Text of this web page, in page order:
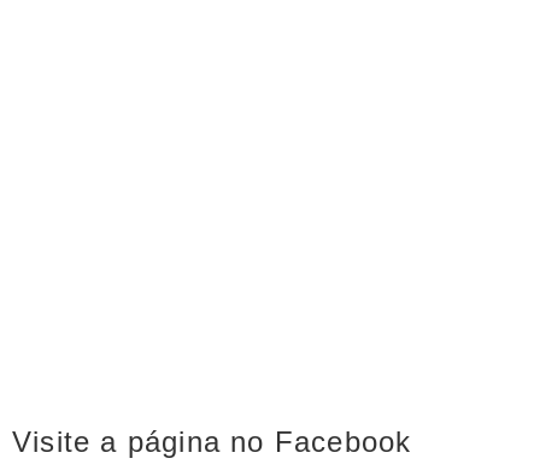
Visite a página no Facebook